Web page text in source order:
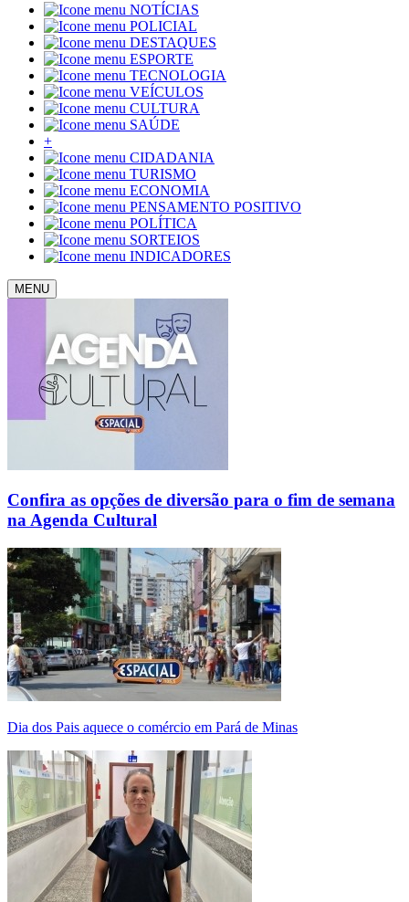
NOTÍCIAS
POLICIAL
DESTAQUES
ESPORTE
TECNOLOGIA
VEÍCULOS
CULTURA
SAÚDE
+
CIDADANIA
TURISMO
ECONOMIA
PENSAMENTO POSITIVO
POLÍTICA
SORTEIOS
INDICADORES
MENU
Confira as opções de diversão para o fim de semana
na Agenda Cultural
Dia dos Pais aquece o comércio em Pará de Minas